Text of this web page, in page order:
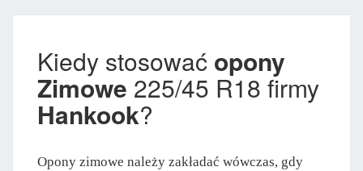
Kiedy stosować opony
Zimowe 225/45 R18 firmy
Hankook?
Opony zimowe należy zakładać wówczas, gdy